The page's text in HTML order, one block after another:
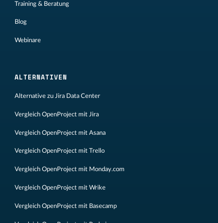
Training & Beratung
Blog
Webinare
ALTERNATIVEN
Alternative zu Jira Data Center
Vergleich OpenProject mit Jira
Vergleich OpenProject mit Asana
Vergleich OpenProject mit Trello
Vergleich OpenProject mit Monday.com
Vergleich OpenProject mit Wrike
Vergleich OpenProject mit Basecamp